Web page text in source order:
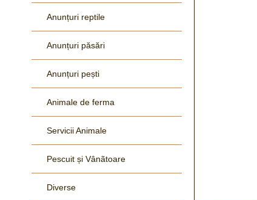
Anunțuri reptile
Anunțuri păsări
Anunțuri pești
Animale de ferma
Servicii Animale
Pescuit și Vânãtoare
Diverse